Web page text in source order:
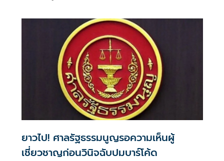
ยาวไป! ศาลรัฐธรรมนูญรอความเห็นผู้
เชี่ยวชาญก่อนวินิจฉับปมบาร์โค้ด